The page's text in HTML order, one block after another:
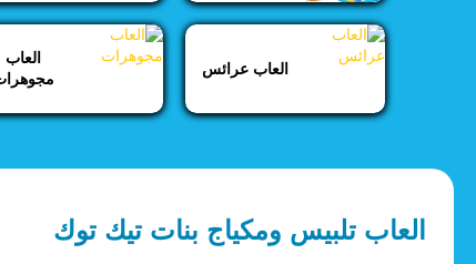
العاب مجوهرات
العاب مكياج
العاب عرائس
العاب
العاب تلبيس ومكياج بنات تيك توك